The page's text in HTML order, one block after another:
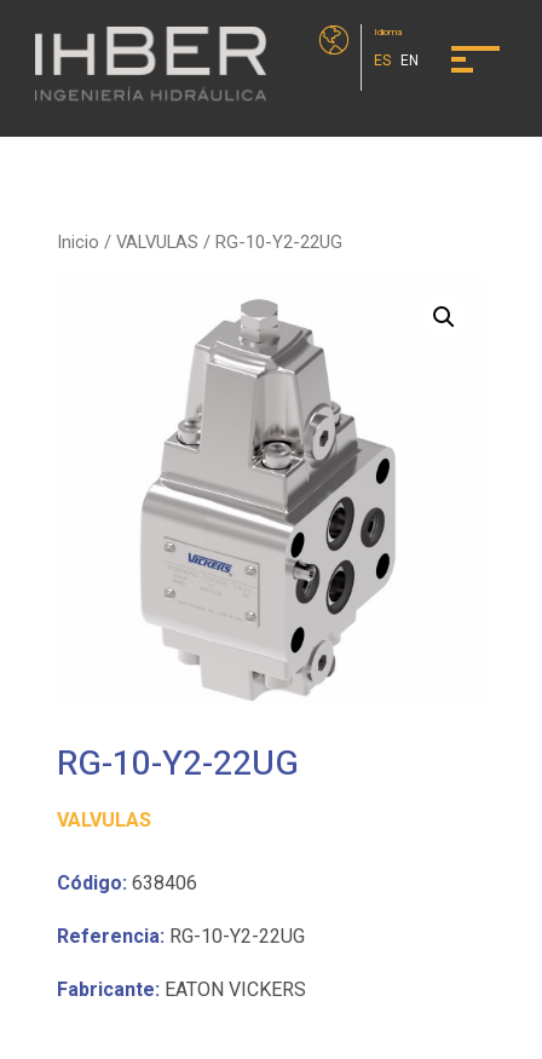
Idioma
ES EN
Inicio /VALVULAS / RG-10-Y2-22UG
RG-10-Y2-22UG
VALVULAS
Código: 638406
Referencia: RG-10-Y2-22UG
Fabricante: EATON VICKERS